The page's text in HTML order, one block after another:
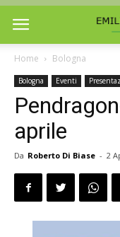
Home Bologna
Bologna Eventi
aprile
Da Roberto Di Biase - 2